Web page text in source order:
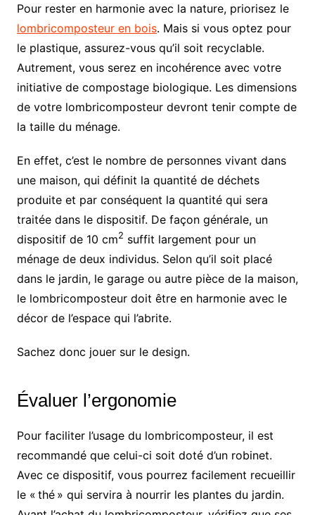
Pour rester en harmonie avec la nature, priorisez le
lombricomposteur en bois. Mais si vous optez pour
le plastique, assurez-vous qu’il soit recyclable.
Autrement, vous serez en incohérence avec votre
initiative de compostage biologique. Les dimensions
de votre lombricomposteur devront tenir compte de
la taille du ménage.
En effet, c’est le nombre de personnes vivant dans
une maison, qui définit la quantité de déchets
produite et par conséquent la quantité qui sera
traitée dans le dispositif. De façon générale, un
dispositif de 10 cm2 suffit largement pour un
ménage de deux individus. Selon qu’il soit placé
dans le jardin, le garage ou autre pièce de la maison,
le lombricomposteur doit être en harmonie avec le
décor de l’espace qui l’abrite.
Sachez donc jouer sur le design.
Évaluer l’ergonomie
Pour faciliter l’usage du lombricomposteur, il est
recommandé que celui-ci soit doté d’un robinet.
Avec ce dispositif, vous pourrez facilement recueillir
le « thé » qui servira à nourrir les plantes du jardin.